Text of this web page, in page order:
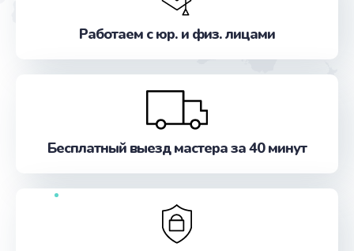
Работаем с юр. и физ. лицами
Бесплатный выезд мастера за 40 минут